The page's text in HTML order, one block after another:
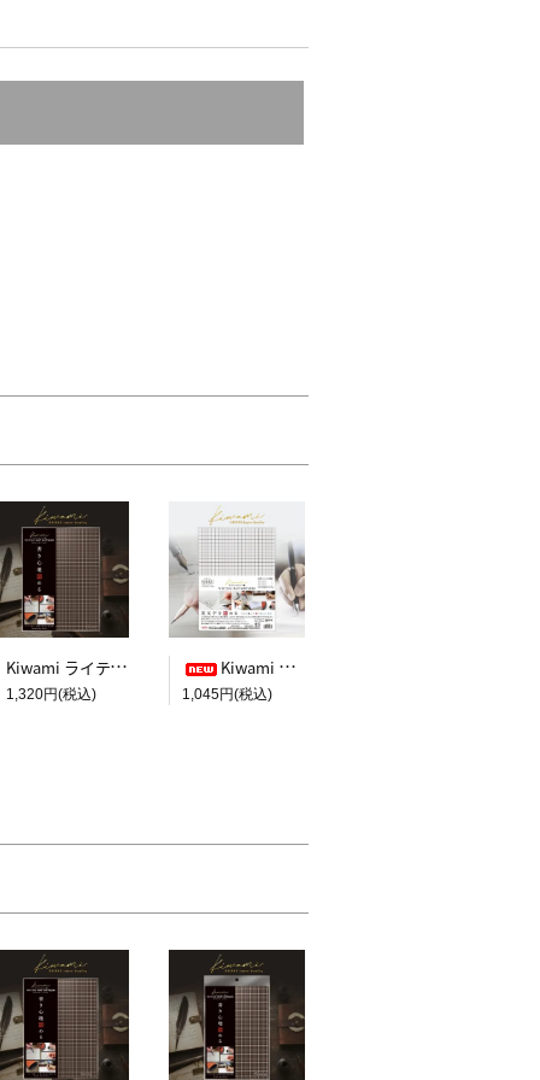
Kiwami ライティングマット下敷 A4+【ブラウン&キャメル】
1,320円(税込)
Kiwami ライティングマット下敷 HAKU白薄【A4+方眼】
1,045円(税込)